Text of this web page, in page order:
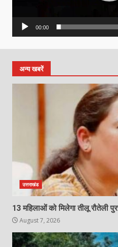
00:00
अन्य खबरें
उत्तराखंड
13 महिलाओं को मिलेगा तीलू रौतेली
August 7, 2026